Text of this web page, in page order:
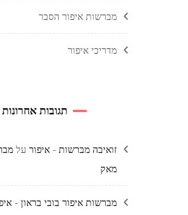
מברשות איפור הסבר
מדריכי איפור
תגובות אחרונות
זואיבה מברשות - איפור על
מאק
מברשות איפור בובי בראון -